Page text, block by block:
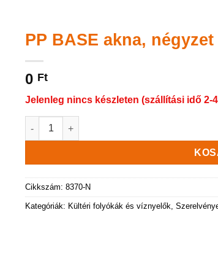
PP BASE akna, négyzet
0 Ft
Jelenleg nincs készleten (szállítási idő 2-
PP BASE akna, négyzet 300×300 mm
Cikkszám:8370-N
Kategóriák: Kültéri folyókák és víznyelők ,